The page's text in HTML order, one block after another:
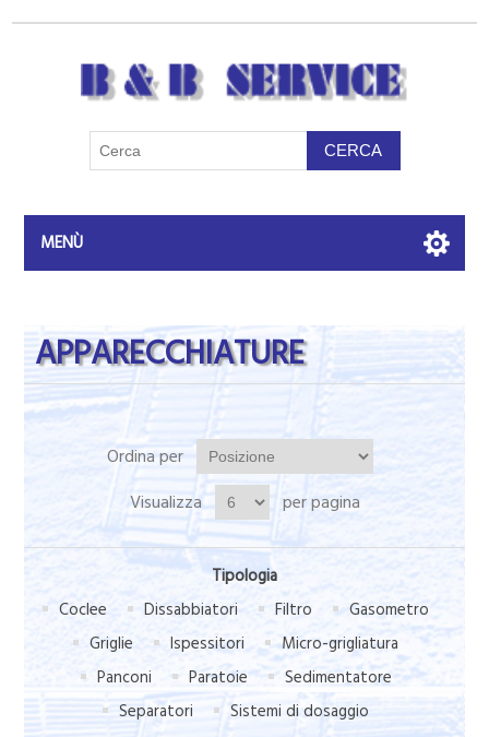
MENÙ
APPARECCHIATURE
Ordina per
Visualizza
per pagina
Tipologia
Coclee
Dissabbiatori Filtro
Gasometro
Griglie
Ispessitori
Micro-grigliatura
Panconi
Paratoie
Sedimentatore
Separatori
Sistemi di dosaggio